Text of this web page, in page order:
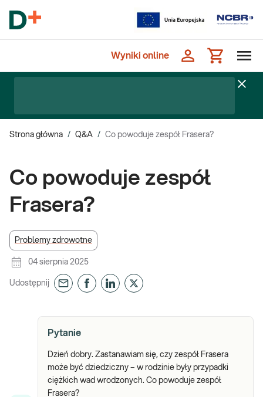
Wyniki online
Strona główna / Q&A / Co powoduje zespół Frasera?
Co powoduje zespół
Frasera?
Problemy zdrowotne
04 sierpnia 2025
Udostępnij
Pytanie
Dzień dobry. Zastanawiam się, czy zespół Frasera
może być dziedziczny – w rodzinie były przypadki
ciężkich wad wrodzonych. Co powoduje zespół
Frasera?